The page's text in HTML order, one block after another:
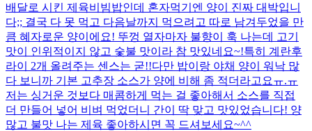
배달로 시킨 제육비빔밥인데 혼자먹기엔 양이 진짜 대박입니
다;; 결국 다 못 먹고 다음날까지 먹으려고 따로 남겨두었을 만
큼 혜자로운 양이에요! 뚜껑 열자마자 불향이 훅 나는데 고기
맛이 인위적이지 않고 숯불 맛이라 참 맛있네요~!특히 계란후
라이 2개 올려주는 센스는 굳!! ​다만 밥이랑 야채 양이 워낙 많
다 보니까 기본 고추장 소스가 양에 비해 좀 적더라고요ㅠ.ㅠ
저는 싱거운 것보다 매콤하게 먹는 걸 좋아해서 소스를 직접
더 만들어 넣어 비벼 먹었더니 간이 딱 맞고 맛있었습니다! 양
많고 불맛 나는 제육 좋아하시면 꼭 드셔보세요~^^